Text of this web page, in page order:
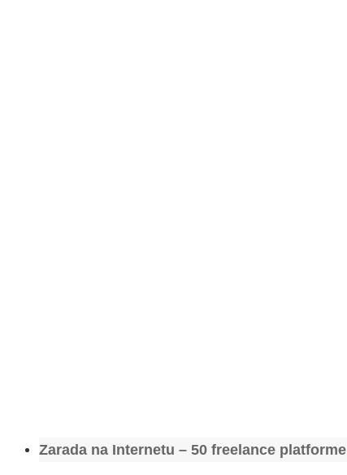
Zarada na Internetu – 50 freelance platforme